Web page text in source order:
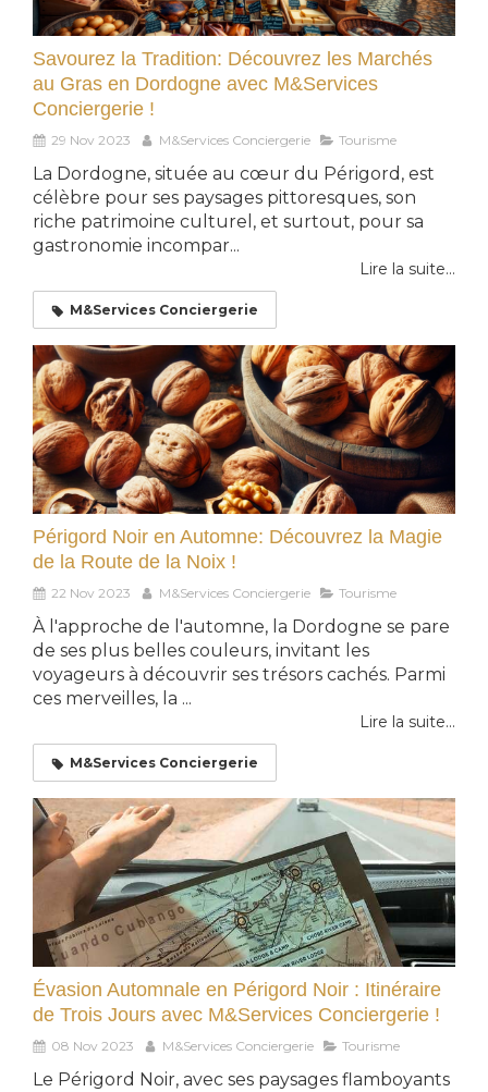
Savourez la Tradition: Découvrez les Marchés
au Gras en Dordogne avec M&Services
Conciergerie !
29 Nov 2023 M&Services Conciergerie Tourisme
La Dordogne, située au cœur du Périgord, est
célèbre pour ses paysages pittoresques, son
riche patrimoine culturel, et surtout, pour sa
gastronomie incompar...
Lire la suite...
M&Services Conciergerie
Périgord Noir en Automne: Découvrez la Magie
de la Route de la Noix !
22 Nov 2023 M&Services Conciergerie Tourisme
À l'approche de l'automne, la Dordogne se pare
de ses plus belles couleurs, invitant les
voyageurs à découvrir ses trésors cachés. Parmi
ces merveilles, la ...
Lire la suite...
M&Services Conciergerie
Évasion Automnale en Périgord Noir : Itinéraire
de Trois Jours avec M&Services Conciergerie !
08 Nov 2023 M&Services Conciergerie Tourisme
Le Périgord Noir, avec ses paysages flamboyants